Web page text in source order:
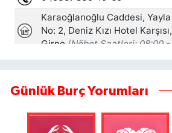
Günlük Burç Yorumları